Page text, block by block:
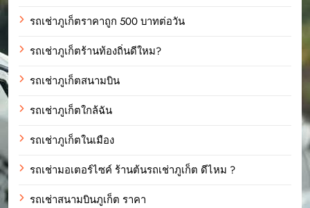
รถเช่าภูเก็ตราคาถูก 500 บาทต่อวัน
รถเช่าภูเก็ตร้านท้องถิ่นดีใหม?
รถเช่าภูเก็ตสนามบิน
รถเช่าภูเก็ตใกล้ฉัน
รถเช่าภูเก็ตในเมือง
รถเช่ามอเตอร์ไซค์ ร้านต้นรถเช่าภูเก็ต ดีไหม ?
รถเช่าสนามบินภูเก็ต ราคา